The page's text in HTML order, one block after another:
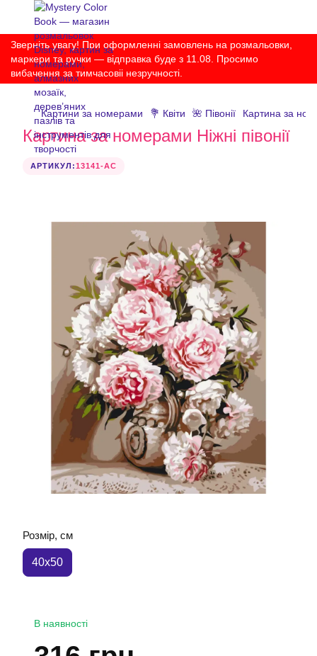
Зверніть увагу! При оформленні замовлень на розмальовки,
маркери та ручки — відправка буде з 11.08. Просимо
вибачення за тимчасовіі незручності.
Картини за номерами 💐 Квіти 🌺 Півонії Картина за
Картина за номерами Ніжні півонії
АРТИКУЛ:13141-AC
Розмір, см
40x50
В наявності